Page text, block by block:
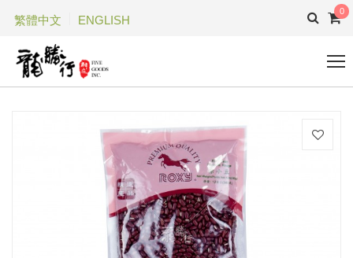
繁體中文 ENGLISH
0